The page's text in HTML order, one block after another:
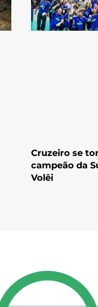
Cruzeiro se
campeão da
Volêi